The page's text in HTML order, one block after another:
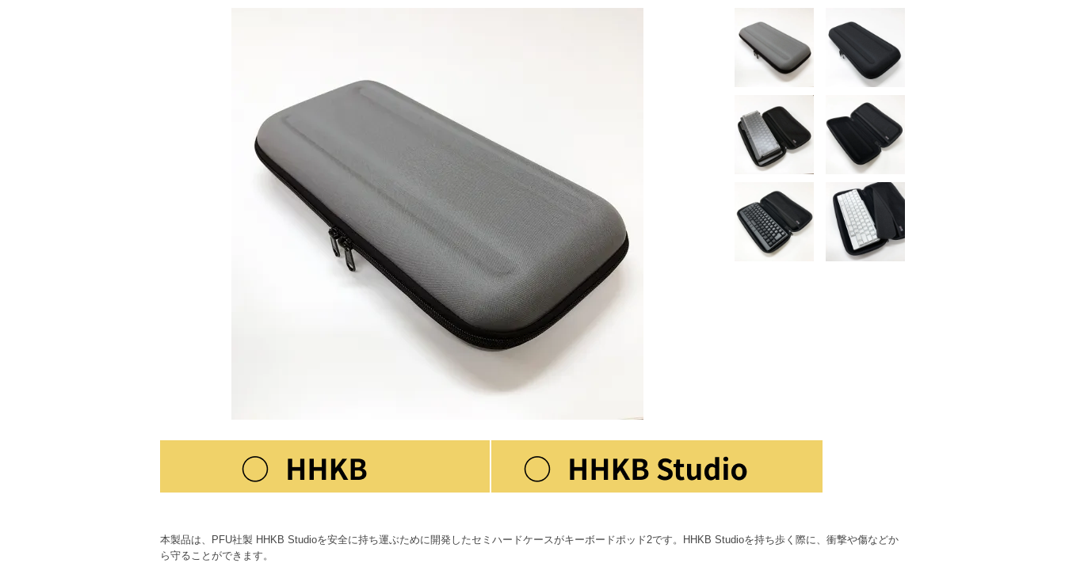
本製品は、PFU社製 HHKB Studioを安全に持ち運ぶために開発したセミハードケースがキーボードポッド2です。HHKB Studioを持ち歩く際に、衝撃や傷などか
ら守ることができます。